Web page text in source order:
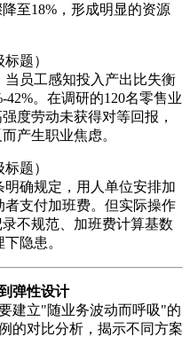
至18%，形成明显的资源
标题）
员工感知投入产出比失衡
。在调研的120名零售业
度劳动未获得对等回报，
产生职业焦虑。
标题）
明确规定，用人单位安排加
支付加班费。但实际操作
不规范、加班费计算基数
隐患。
弹性设计
建立"随业务波动而呼吸"的
的对比分析，揭示不同方案